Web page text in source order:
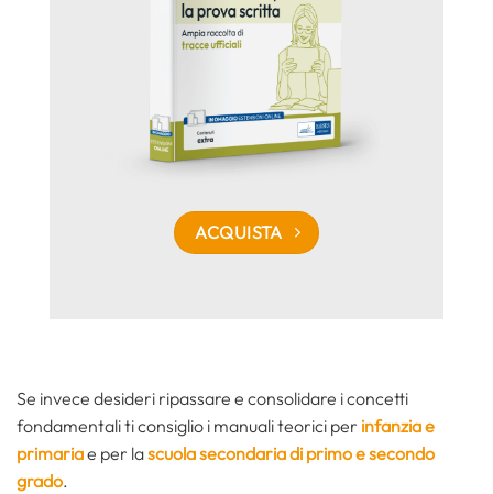
ACQUISTA
Se invece desideri ripassare e consolidare i concetti
fondamentali ti consiglio i manuali teorici per infanzia e
primariae per lascuola secondaria di primo e secondo
grado.